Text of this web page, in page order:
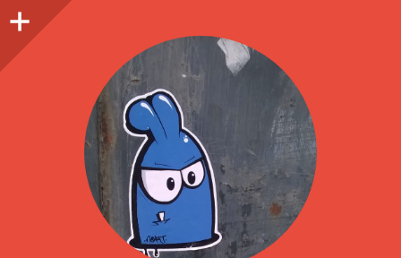
O
p
e
n
i
d
e
b
a
Seitenleiste